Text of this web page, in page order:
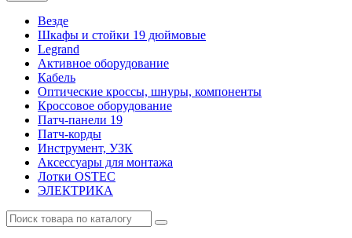
Везде
Шкафы и стойки 19 дюймовые
Legrand
Активное оборудование
Кабель
Оптические кроссы, шнуры, компоненты
Кроссовое оборудование
Патч-панели 19
Патч-корды
Инструмент, УЗК
Аксессуары для монтажа
Лотки OSTEC
ЭЛЕКТРИКА